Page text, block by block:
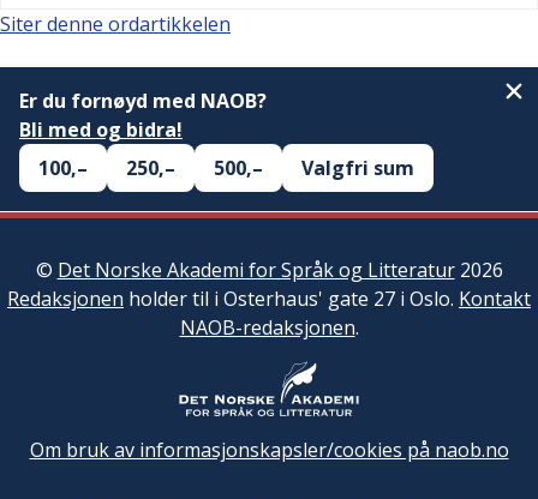
Siter denne ordartikkelen
Er du fornøyd med NAOB?
Bli med og bidra!
100,–
250,– 500,– Valgfri sum
© Det Norske Akademi for Språk og Litteratur2026
Redaksjonen holder til i Osterhaus' gate 27 i Oslo. Kontakt
NAOB-redaksjonen.
Om bruk av informasjonskapsler/cookies på naob.no